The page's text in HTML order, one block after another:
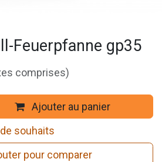
Feuerpfanne gp35
comprises)
Ajouter au panier
pour comparer
souhaits